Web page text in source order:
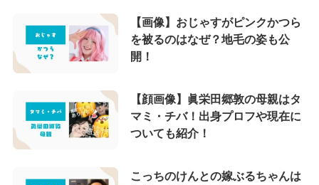
【画像】おじゃすがピンクかつら
を被るのはなぜ？地毛の姿も公
開！
【顔画像】眞栄田郷敦の母親はタ
マミ・チバ！出身プロフや現在に
ついても紹介！
こっちのけんとの嫁ぶるちゃんは